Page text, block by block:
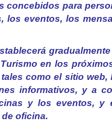
concebidos para
los eventos, los
en los
como el sitio web,
informativos, y a
y los eventos, y
oficina.